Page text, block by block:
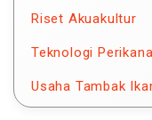
Riset Akuakultur
Teknologi
Usaha Tambak